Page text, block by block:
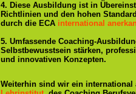
4. Diese Ausbildung ist in
Richtlinien und den hohen
durch die ECA international
5. Umfassende Coaching-
Selbstbewusstsein stärken,
und innovativen Konzepten.
Weiterhin sind wir ein international